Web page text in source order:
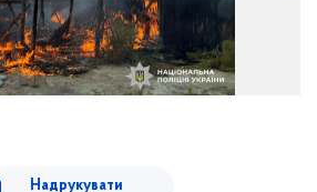
Надрукувати